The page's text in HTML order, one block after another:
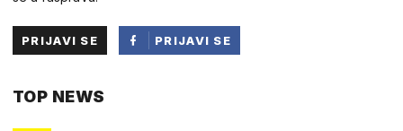
PRIJAVI SE
PRIJAVI SE
TOP NEWS